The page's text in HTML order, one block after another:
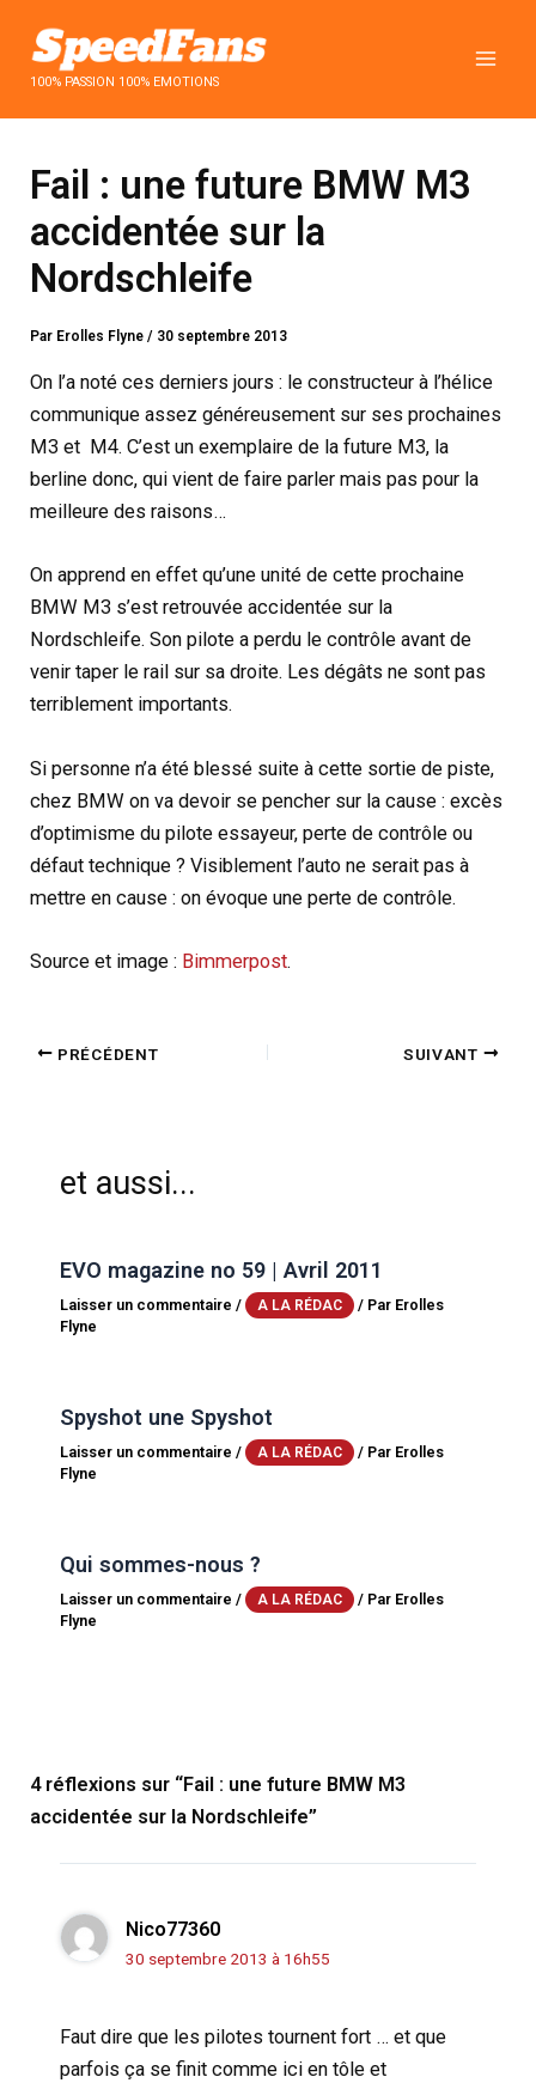
contenu100% PASSION 100% EMOTIONS
Fail : une future BMW M3
accidentée sur la
Nordschleife
Par Erolles Flyne/ 30 septembre 2013
On l’a noté ces derniers jours : le constructeur à l’hélice
communique assez généreusement sur ses prochaines
M3 et M4. C’est un exemplaire de la future M3, la
berline donc, qui vient de faire parler mais pas pour la
meilleure des raisons…
On apprend en effet qu’une unité de cette prochaine
BMW M3 s’est retrouvée accidentée sur la
Nordschleife. Son pilote a perdu le contrôle avant de
venir taper le rail sur sa droite. Les dégâts ne sont pas
terriblement importants.
Si personne n’a été blessé suite à cette sortie de piste,
chez BMW on va devoir se pencher sur la cause : excès
d’optimisme du pilote essayeur, perte de contrôle ou
défaut technique ? Visiblement l’auto ne serait pas à
mettre en cause : on évoque une perte de contrôle.
Source et image : Bimmerpost.
PRÉCÉDENT SUIVANT
et aussi...
EVO magazine no 59 | Avril 2011
Laisser un commentaire / A LA RÉDAC / Par Erolles
Flyne
Spyshot une Spyshot
Laisser un commentaire / A LA RÉDAC / Par Erolles
Flyne
Qui sommes-nous ?
Laisser un commentaire / A LA RÉDAC / Par Erolles
Flyne
4 réflexions sur “Fail : une future BMW M3
accidentée sur la Nordschleife”
Nico77360
30 septembre 2013 à 16h55
Faut dire que les pilotes tournent fort … et que
parfois ça se finit comme ici en tôle et